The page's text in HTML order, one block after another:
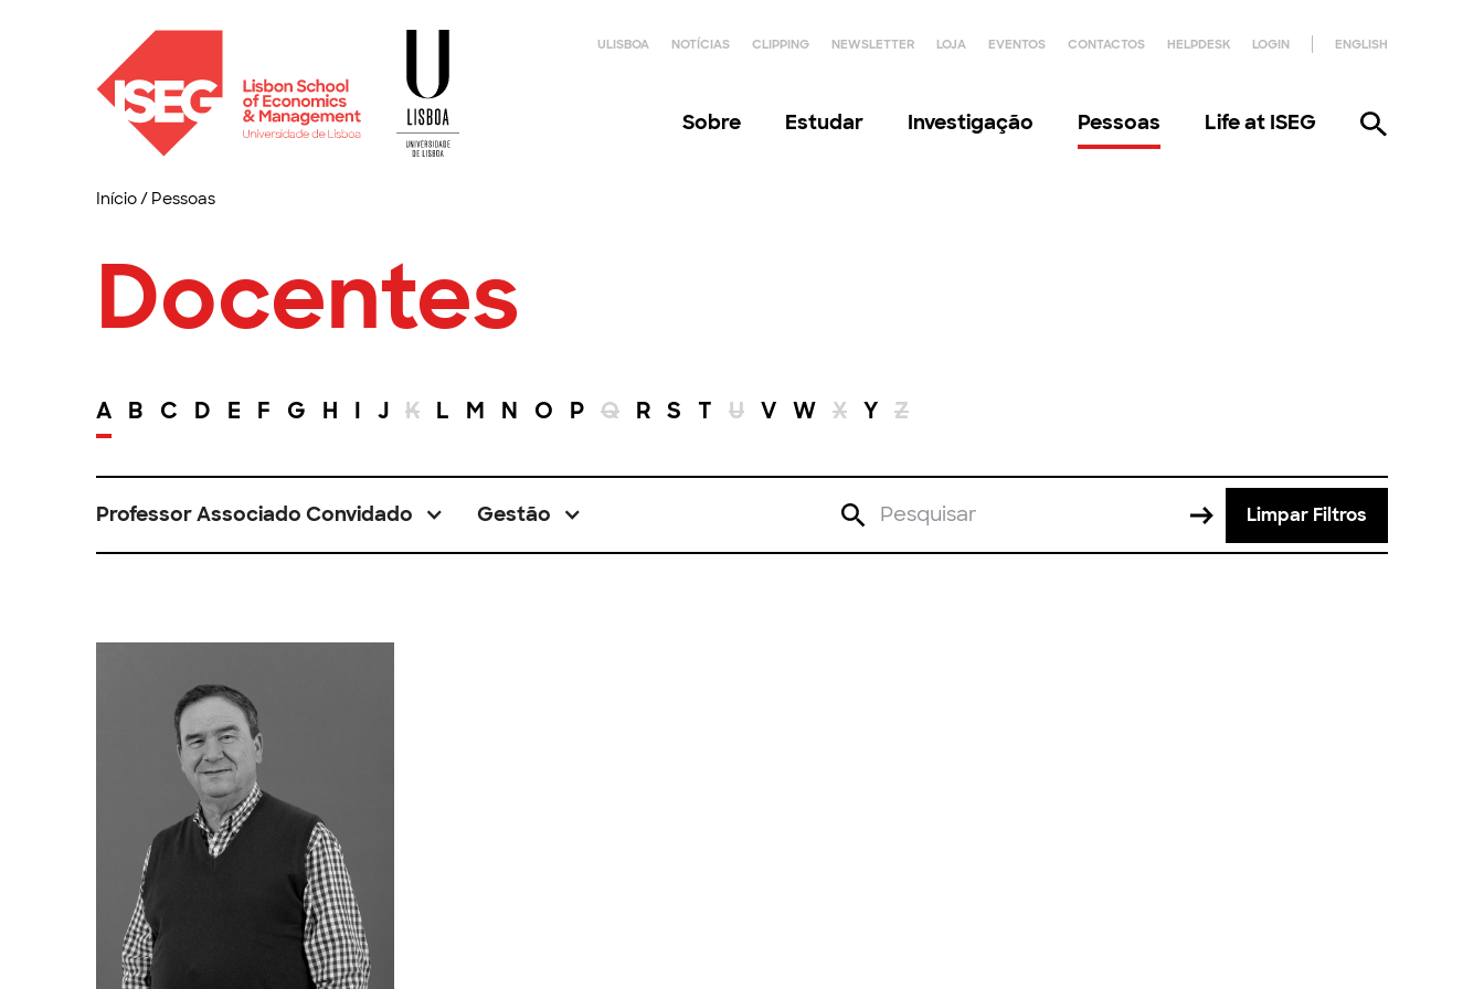
ULISBOA NOTÍCIAS CLIPPING NEWSLETTER LOJA EVENTOS CONTACTOS HELPDESK LOGIN ENGLISH
Sobre Estudar Investigação Pessoas Life at ISEG
Início/ Pessoas
Docentes
A B C D E F G H I J K L M N O P Q R S T U V W X Y Z
Professor Associado Convidado Gestão Limpar Filtros